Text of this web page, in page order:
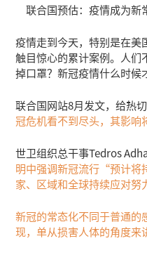
联合国预估：疫情成为
疫情走到今天，特别是在美
触目惊心的累计案例。人
掉口罩？新冠疫情什么时候
联合国网站8月发文，给热
冠危机看不到尽头，其影响
世卫组织总干事Tedros
明中强调新冠流行“预计将
家、区域和全球持续应对努
新冠的常态化不同于普通的
现，单从损害人体的角度来